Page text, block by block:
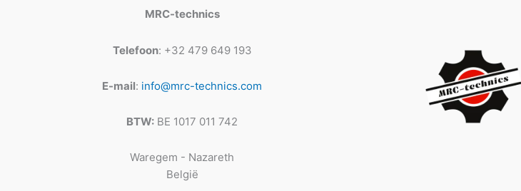
MRC-technics
Telefoon: +32 479 649 193
E-mail: info@mrc-technics.com
BTW: BE 1017 011 742
Waregem - Nazareth
België